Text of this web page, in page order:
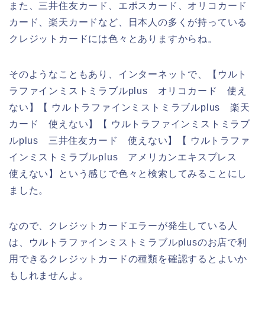
また、三井住友カード、エポスカード、オリコカード
カード、楽天カードなど、日本人の多くが持っている
クレジットカードには色々とありますからね。
そのようなこともあり、インターネットで、【ウルト
ラファインミストミラブルplus オリコカード 使え
ない】【 ウルトラファインミストミラブルplus 楽天
カード 使えない】【 ウルトラファインミストミラブ
ルplus 三井住友カード 使えない】【 ウルトラファ
インミストミラブルplus アメリカンエキスプレス
使えない】という感じで色々と検索してみることにし
ました。
なので、クレジットカードエラーが発生している人
は、ウルトラファインミストミラブルplusのお店で利
用できるクレジットカードの種類を確認するとよいか
もしれませんよ。